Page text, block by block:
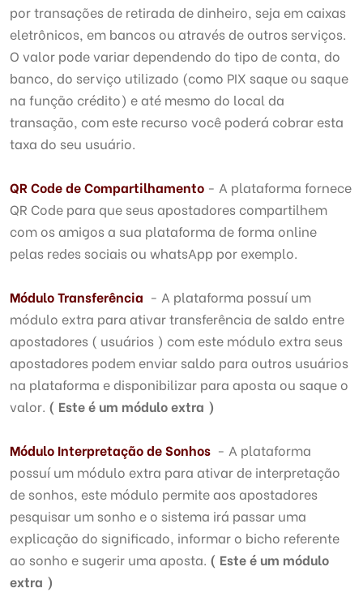
por transações de retirada de dinheiro, seja em caixas
eletrônicos, em bancos ou através de outros serviços.
O valor pode variar dependendo do tipo de conta, do
banco, do serviço utilizado (como PIX saque ou saque
na função crédito) e até mesmo do local da
transação, com este recurso você poderá cobrar esta
taxa do seu usuário.
QR Code de Compartilhamento - A plataforma fornece
QR Code para que seus apostadores compartilhem
com os amigos a sua plataforma de forma online
pelas redes sociais ou whatsApp por exemplo.
Módulo Transferência - A plataforma possuí um
módulo extra para ativar transferência de saldo entre
apostadores ( usuários ) com este módulo extra seus
apostadores podem enviar saldo para outros usuários
na plataforma e disponibilizar para aposta ou saque o
valor. ( Este é um módulo extra )
Módulo Interpretação de Sonhos - A plataforma
possuí um módulo extra para ativar de interpretação
de sonhos, este módulo permite aos apostadores
pesquisar um sonho e o sistema irá passar uma
explicação do significado, informar o bicho referente
ao sonho e sugerir uma aposta. ( Este é um módulo
extra )